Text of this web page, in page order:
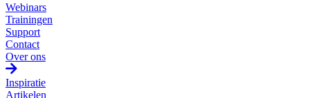
Webinars
Trainingen
Support
Contact
Over ons
Inspiratie
Artikelen